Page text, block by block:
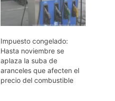
Impuesto congelado:
Hasta noviembre se
aplaza la suba de
aranceles que afecten el
precio del combustible